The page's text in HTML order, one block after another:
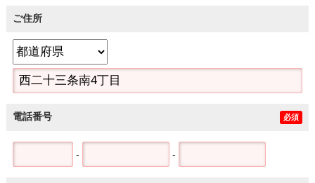
ご住所
電話番号 必須
- -